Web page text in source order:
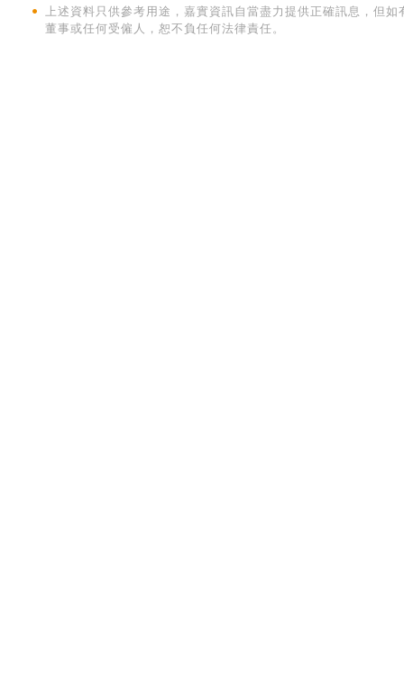
上述資料只供參考用途，嘉實資訊自當盡力提供正確訊息，但
董事或任何受僱人，恕不負任何法律責任。